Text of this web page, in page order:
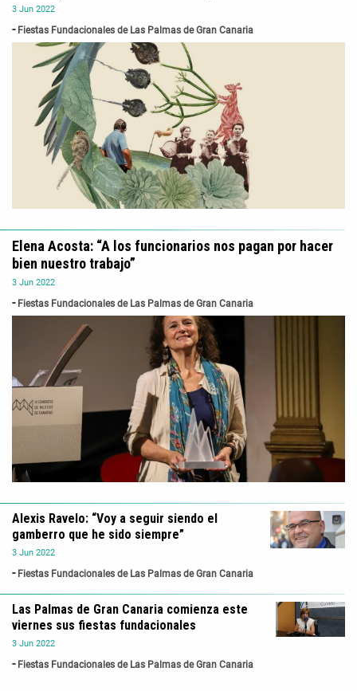
3 Jun 2022
Fiestas Fundacionales de Las Palmas de Gran Canaria
3 Jun 2022
Fiestas Fundacionales de Las Palmas de Gran Canaria
Elena Acosta: “A los funcionarios nos pagan por hacer
bien nuestro trabajo”
3 Jun 2022
Fiestas Fundacionales de Las Palmas de Gran Canaria
Alexis Ravelo: “Voy a seguir siendo el
gamberro que he sido siempre”
3 Jun 2022
Fiestas Fundacionales de Las Palmas de Gran Canaria
Las Palmas de Gran Canaria comienza este
viernes sus fiestas fundacionales